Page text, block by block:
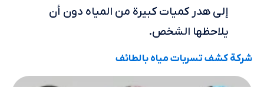
إلى هدر كميات كبيرة من المياه دون أن
يلاحظها الشخص.
شركة كشف تسربات مياه بالطائف